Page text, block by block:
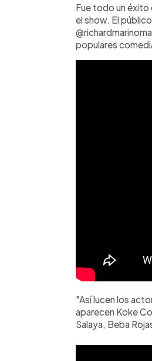
Fue todo un éxito
el show. El
populares
"Así lucen los
aparecen Koke
Salaya, Beba